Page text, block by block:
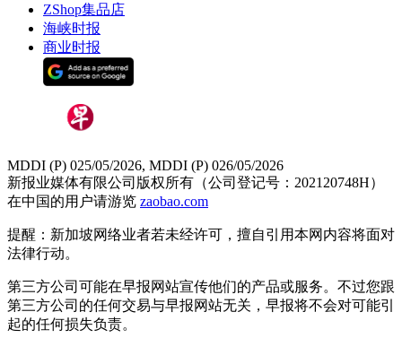
ZShop集品店
海峡时报
商业时报
MDDI (P) 025/05/2026, MDDI (P) 026/05/2026
新报业媒体有限公司版权所有（公司登记号：202120748H）
在中国的用户请游览 zaobao.com
提醒：新加坡网络业者若未经许可，擅自引用本网内容将面对
法律行动。
第三方公司可能在早报网站宣传他们的产品或服务。不过您跟
第三方公司的任何交易与早报网站无关，早报将不会对可能引
起的任何损失负责。